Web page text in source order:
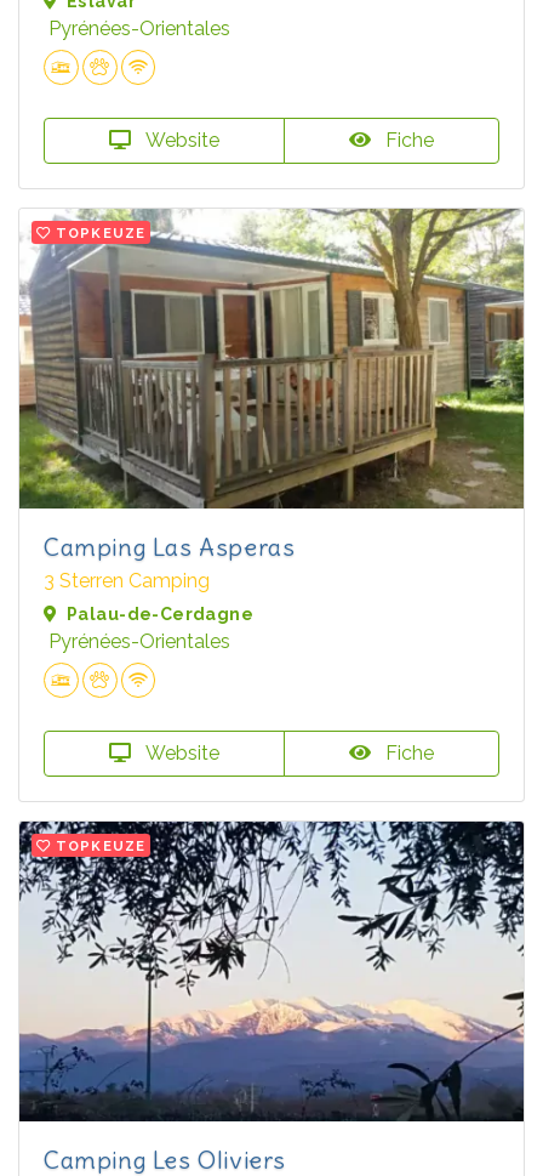
Pyrénées-Orientales
Website Fiche
TOPKEUZE
Camping Las Asperas
3 Sterren Camping
Palau-de-Cerdagne
Pyrénées-Orientales
Website Fiche
TOPKEUZE
Camping Les Oliviers